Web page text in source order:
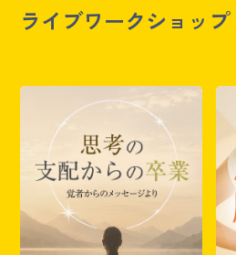
ライブワークショップ